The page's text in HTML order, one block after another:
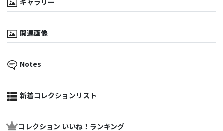
ギャラリー
関連画像
Notes
新着コレクションリスト
コレクション いいね！ランキング